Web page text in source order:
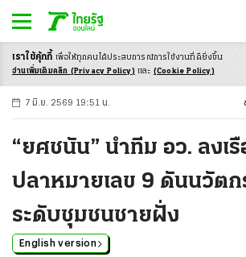
-ก ก ก+
7 มิ.ย. 2569 19:51 น.
“ยศชนัน” นำทีม อว. ลงเ
ปลาหมายเลข 9 ดันนวัต
ระดับชุมชนชายฝั่ง
English version
เราใช้คุ้กกี้ เพื่อให้ทุกคนได้ประสบการณ์การใช้งานที่ดียิ่งขึ้น
อ่านเพิ่มเติมคลิก (Privacy Policy) และ (Cookie Policy)